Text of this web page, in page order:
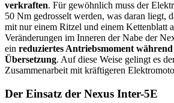
verkraften. Für gewöhnlich muss der
50 Nm gedrosselt werden, was daran liegt,
mit nur einem Ritzel und einem Kettenblatt
Veränderungen im Inneren der Nabe der
ein reduziertes Antriebsmoment während
Übersetzung. Auf diese Weise gelingt es
Zusammenarbeit mit kräftigeren
Der Einsatz der Nexus Inter-5E